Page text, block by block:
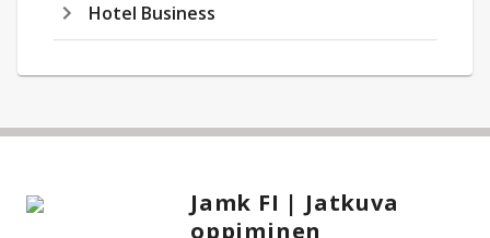
Hotel Business
Jamk FI | Jatkuva
oppiminen